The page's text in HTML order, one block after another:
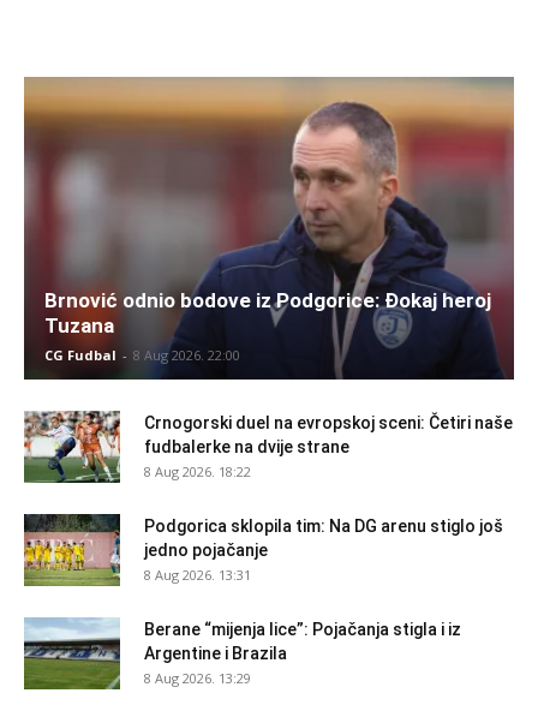
Brnović odnio bodove iz Podgorice: Đokaj heroj
Tuzana
CG Fudbal - 8 Aug 2026. 22:00
Crnogorski duel na evropskoj sceni: Četiri naše
fudbalerke na dvije strane
8 Aug 2026. 18:22
Podgorica sklopila tim: Na DG arenu stiglo još
jedno pojačanje
8 Aug 2026. 13:31
Berane “mijenja lice”: Pojačanja stigla i iz
Argentine i Brazila
8 Aug 2026. 13:29